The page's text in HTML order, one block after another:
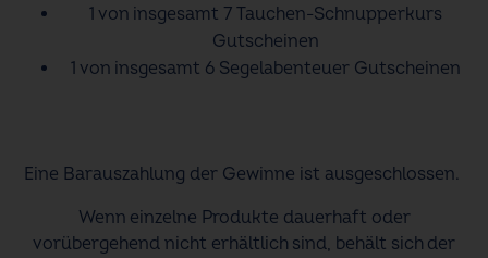
1 von insgesamt 7 Tauchen-Schnupperkurs
Gutscheinen
1 von insgesamt 6 Segelabenteuer Gutscheinen
Eine Barauszahlung der Gewinne ist ausgeschlossen.
Wenn einzelne Produkte dauerhaft oder
vorübergehend nicht erhältlich sind, behält sich der